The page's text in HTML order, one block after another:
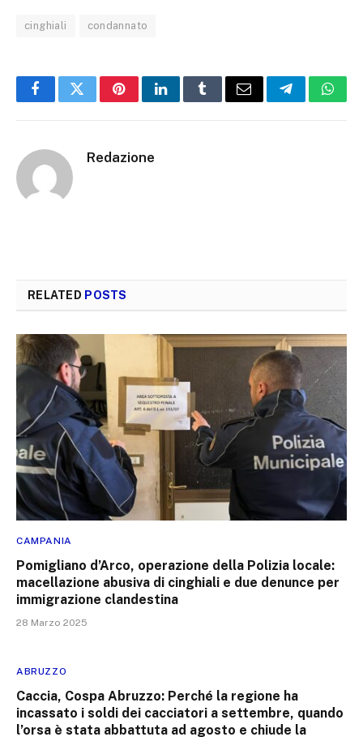
cinghiali condannato
FacebookTwitterPinterestLinkedInTumblrEmail Telegram
Redazione
RELATED POSTS
CAMPANIA
Pomigliano d’Arco, operazione della Polizia locale:
macellazione abusiva di cinghiali e due denunce per
immigrazione clandestina
28 Marzo 2025
ABRUZZO
Caccia, Cospa Abruzzo: Perché la regione ha
incassato i soldi dei cacciatori a settembre, quando
l’orsa è stata abbattuta ad agosto e chiude la